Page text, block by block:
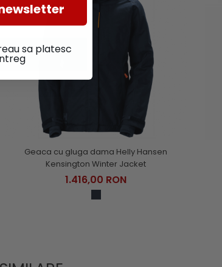
Geaca cu gluga dama Helly Hansen
Kensington Winter Jacket
1.416,00 RON
sa platesc